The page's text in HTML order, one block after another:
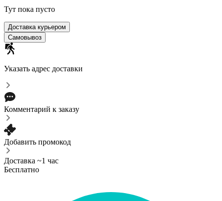
Тут пока пусто
Доставка курьером
Самовывоз
Указать адрес доставки
Комментарий к заказу
Добавить промокод
Доставка ~1 час
Бесплатно